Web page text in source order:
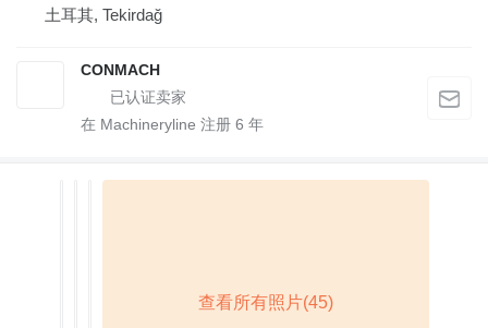
土耳其, Tekirdağ
CONMACH
在 Machineryline 注册 6 年